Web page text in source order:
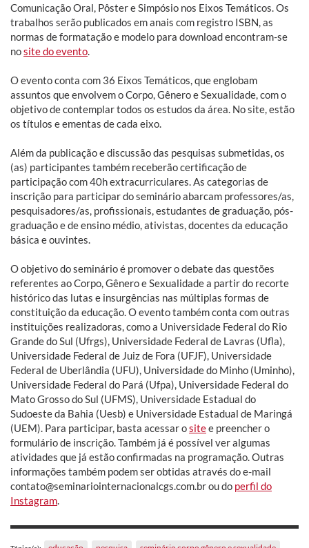
Comunicação Oral, Pôster e Simpósio nos Eixos Temáticos. Os
trabalhos serão publicados em anais com registro ISBN, as
normas de formatação e modelo para download encontram-se
nosite do evento.
O evento conta com 36 Eixos Temáticos, que englobam
assuntos que envolvem o Corpo, Gênero e Sexualidade, com o
objetivo de contemplar todos os estudos da área. No site, estão
os títulos e ementas de cada eixo.
Além da publicação e discussão das pesquisas submetidas, os
(as) participantes também receberão certificação de
participação com 40h extracurriculares. As categorias de
inscrição para participar do seminário abarcam professores/as,
pesquisadores/as, profissionais, estudantes de graduação, pós-
graduação e de ensino médio, ativistas, docentes da educação
básica e ouvintes.
O objetivo do seminário é promover o debate das questões
referentes ao Corpo, Gênero e Sexualidade a partir do recorte
histórico das lutas e insurgências nas múltiplas formas de
constituição da educação. O evento também conta com outras
instituições realizadoras, como a Universidade Federal do Rio
Grande do Sul (Ufrgs), Universidade Federal de Lavras (Ufla),
Universidade Federal de Juiz de Fora (UFJF), Universidade
Federal de Uberlândia (UFU), Universidade do Minho (Uminho),
Universidade Federal do Pará (Ufpa), Universidade Federal do
Mato Grosso do Sul (UFMS), Universidade Estadual do
Sudoeste da Bahia (Uesb) e Universidade Estadual de Maringá
(UEM). Para participar, basta acessar ositee preencher o
formulário de inscrição. Também já é possível ver algumas
atividades que já estão confirmadas na programação. Outras
informações também podem ser obtidas através do e-mail
contato@seminariointernacionalcgs.com.br ou do perfil do
Instagram.